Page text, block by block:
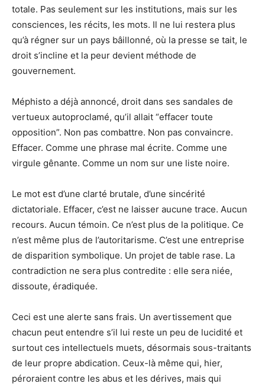
totale. Pas seulement sur les institutions, mais sur les
consciences, les récits, les mots. Il ne lui restera plus
qu’à régner sur un pays bâillonné, où la presse se tait, le
droit s’incline et la peur devient méthode de
gouvernement.
Méphisto a déjà annoncé, droit dans ses sandales de
vertueux autoproclamé, qu’il allait “effacer toute
opposition”. Non pas combattre. Non pas convaincre.
Effacer. Comme une phrase mal écrite. Comme une
virgule gênante. Comme un nom sur une liste noire.
Le mot est d’une clarté brutale, d’une sincérité
dictatoriale. Effacer, c’est ne laisser aucune trace. Aucun
recours. Aucun témoin. Ce n’est plus de la politique. Ce
n’est même plus de l’autoritarisme. C’est une entreprise
de disparition symbolique. Un projet de table rase. La
contradiction ne sera plus contredite : elle sera niée,
dissoute, éradiquée.
Ceci est une alerte sans frais. Un avertissement que
chacun peut entendre s’il lui reste un peu de lucidité et
surtout ces intellectuels muets, désormais sous-traitants
de leur propre abdication. Ceux-là même qui, hier,
péroraient contre les abus et les dérives, mais qui